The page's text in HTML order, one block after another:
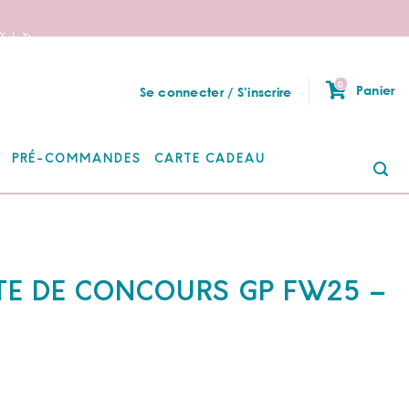
! 🦄
Se connecter / S’inscrire
0 Panier
PRÉ-COMMANDES
CARTE CADEAU
DE CONCOURS GP FW25 –